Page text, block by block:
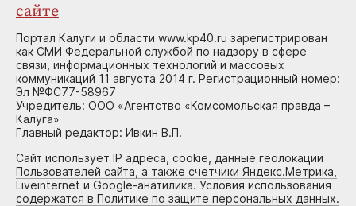
сайте
Портал Калуги и области www.kp40.ru зарегистрирован
как СМИ Федеральной службой по надзору в сфере
связи, информационных технологий и массовых
коммуникаций 11 августа 2014 г. Регистрационный номер:
Эл №ФС77-58967
Учредитель: ООО «Агентство «Комсомольская правда –
Калуга»
Главный редактор: Ивкин В.П.
Сайт использует IP адреса, cookie, данные геолокации
Пользователей сайта, а также счетчики Яндекс.Метрика,
Liveinternet и Google-анатилика. Условия использования
содержатся в Политике по защите персональных данных.